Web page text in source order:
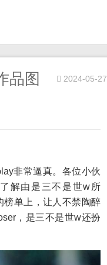
品图
2024-05-27
非常逼真。各位小伙
解由是三不是世w所
榜单上，让人不禁陶醉
，是三不是世w还扮